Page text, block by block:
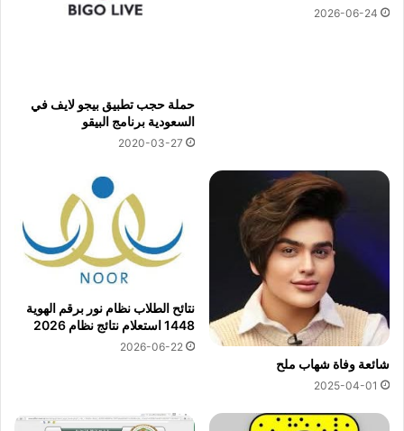
2026-06-24
حملة حجب تطبيق بيجو لايف في
السعودية برنامج البيقو
2020-03-27
شائعة وفاة شهاب ملح
2025-04-01
نتائح الطلاب نظام نور برقم الهوية
1448 استعلام نتائج نظام 2026
2026-06-22